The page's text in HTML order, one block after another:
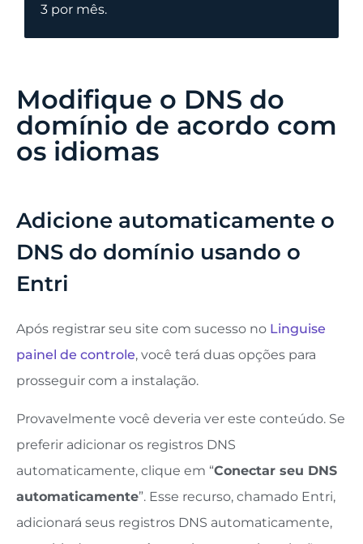
3 por mês.
Modifique o DNS do
domínio de acordo com
os idiomas
Adicione automaticamente o
DNS do domínio usando o
Entri
Após registrar seu site com sucesso no Linguise
painel de controle, você terá duas opções para
prosseguir com a instalação.
Provavelmente você deveria ver este conteúdo. Se
preferir adicionar os registros DNS
automaticamente, clique em “Conectar seu DNS
automaticamente”. Esse recurso, chamado Entri,
adicionará seus registros DNS automaticamente,